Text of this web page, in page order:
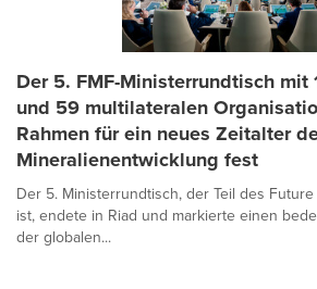
Der 5. FMF-Ministerrundtisch mit
und 59 multilateralen
Rahmen für ein neues Zeitalter
Mineralienentwicklung fest
Der 5. Ministerrundtisch, der Teil des
ist, endete in Riad und markierte einen
der globalen...